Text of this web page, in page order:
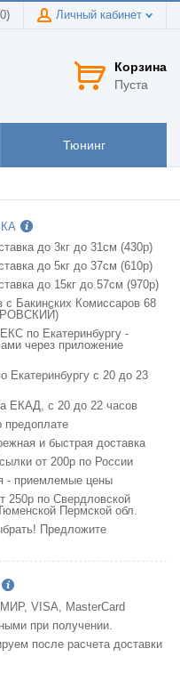
0) Личный кабинет
Корзина
Пуста
Тюнинг
до 3кг до 31см (430р)
до 5кг до 37см (610р)
до 15кг до 57см (970р)
с Бакинских Комиссаров 68
по Екатеринбургу -
через приложение
Екатеринбургу с 20 до 23
ЕКАД, с 20 до 22 часов
и быстрая доставка
от 200р по России
- приемлемые цены
250р по Свердловской
Пермской обл.
Предложите
VISA, MasterCard
при получении.
после расчета доставки